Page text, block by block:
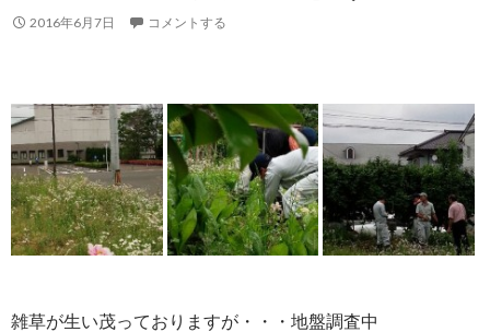
2016年6月7日 コメントする
雑草が生い茂っておりますが・・・地盤調査中